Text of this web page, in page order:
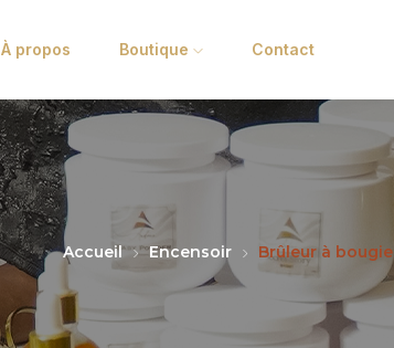
À propos Boutique Contact
Accueil Encensoir Brûleur à bougie